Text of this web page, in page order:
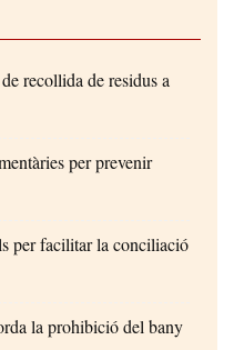
recollida de residus a
per prevenir
per facilitar la conciliació
la prohibició del bany